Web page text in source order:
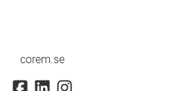
corem.se